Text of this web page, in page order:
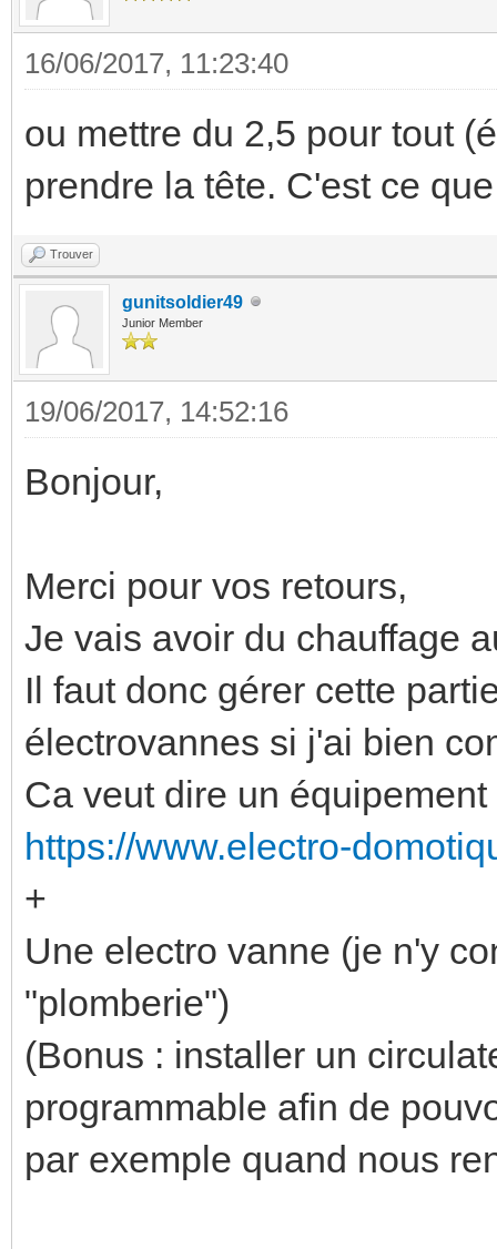
16/06/2017, 11:23:40
ou mettre du 2,5 pour tout
prendre la tête. C'est ce
Trouver
gunitsoldier49
Junior Member
19/06/2017, 14:52:16
Bonjour,
Merci pour vos retours,
Je vais avoir du chauffage
Il faut donc gérer cette
électrovannes si j'ai bien
Ca veut dire un
https://www.electro-
+
Une electro vanne (je n'y
"plomberie")
(Bonus : installer un
programmable afin de
par exemple quand nous